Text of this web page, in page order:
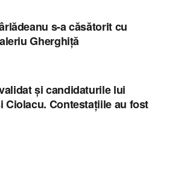
s-a căsătorit cu
Gherghiță
și candidaturile lui
Ciolacu. Contestațiile au fost